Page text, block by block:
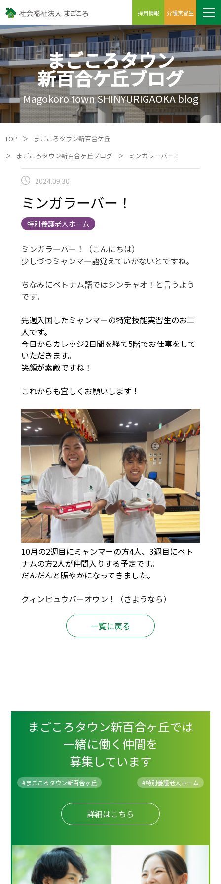
採用情報 介護実習生
まごころタウン
新百合ケ丘ブログ
Magokoro town SHINYURIGAOKA blog
TOP ＞
まごころタウン新百合ケ丘
＞
まごころタウン新百合ヶ丘ブログ ＞ ミンガラーバー！
2024.09.30
ミンガラーバー！
特別養護老人ホーム
ミンガラーバー！（こんにちは）
少しづつミャンマー語覚えていかないとですね。
ちなみにベトナム語ではシンチャオ！と言うよう
です。
先週入国したミャンマーの特定技能実習生のお二
人です。
今日からカレッジ2日間を経て5階でお仕事をして
いただきます。
笑顔が素敵ですね！
これからも宜しくお願いします！
10月の2週目にミャンマーの方4人、3週目にベト
ナムの方2人が仲間入りする予定です。
だんだんと賑やかになってきました。
クィンピュウバーオウン！（さようなら）
一覧に戻る
まごころタウン新百合ヶ丘では
一緒に働く仲間を
募集しています
#まごころタウン新百合ヶ丘 #特別養護老人ホーム
詳細はこちら